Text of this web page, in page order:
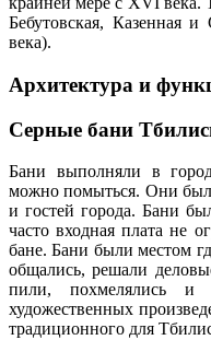
Бебутовская, Казенная
века).
Архитектура и
Серные бани
Бани выполняли в
можно помыться. Они
и гостей города. Бани
часто входная плата не
бане. Бани были местом
общались, решали
пили, похмелялись и
художественных
традиционного для